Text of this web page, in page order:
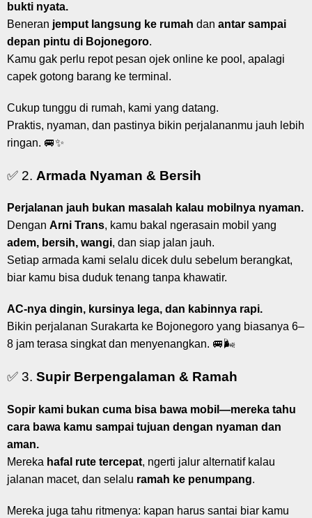
bukti nyata.
Beneran jemput langsung ke rumah dan antar sampai
depan pintu di Bojonegoro.
Kamu gak perlu repot pesan ojek online ke pool, apalagi
capek gotong barang ke terminal.
Cukup tunggu di rumah, kami yang datang.
Praktis, nyaman, dan pastinya bikin perjalananmu jauh lebih
ringan. 🚐✨
✅ 2. Armada Nyaman & Bersih
Perjalanan jauh bukan masalah kalau mobilnya nyaman.
Dengan Arni Trans, kamu bakal ngerasain mobil yang
adem, bersih, wangi, dan siap jalan jauh.
Setiap armada kami selalu dicek dulu sebelum berangkat,
biar kamu bisa duduk tenang tanpa khawatir.
AC-nya dingin, kursinya lega, dan kabinnya rapi.
Bikin perjalanan Surakarta ke Bojonegoro yang biasanya 6–
8 jam terasa singkat dan menyenangkan. 🚐🌬️
✅ 3. Supir Berpengalaman & Ramah
Sopir kami bukan cuma bisa bawa mobil—mereka tahu
cara bawa kamu sampai tujuan dengan nyaman dan
aman.
Mereka hafal rute tercepat, ngerti jalur alternatif kalau
jalanan macet, dan selalu ramah ke penumpang.
Mereka juga tahu ritmenya: kapan harus santai biar kamu